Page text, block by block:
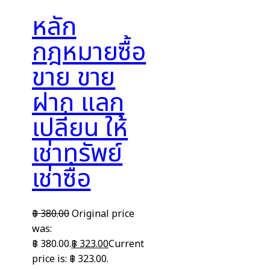
หลัก
กฎหมายซื้อ
ขาย ขาย
ฝาก แลก
เปลี่ยน ให้
เช่าทรัพย์
เช่าซื้อ
฿380.00Original price
was:
฿ 380.00.฿ 323.00Current
price is: ฿ 323.00.